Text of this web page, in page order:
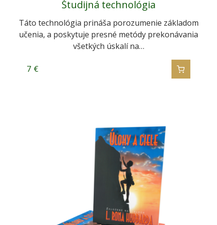
Študijná technológia
Táto technológia prináša porozumenie základom
učenia, a poskytuje presné metódy prekonávania
všetkých úskalí na…
7 €